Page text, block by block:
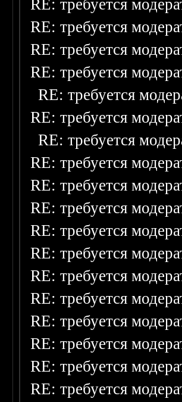
RE: требуется
RE: требуется
RE: требуется
RE: требуется
RE: требуется
RE: требуется
RE: требуется
RE: требуется
RE: требуется
RE: требуется
RE: требуется
RE: требуется
RE: требуется
RE: требуется
RE: требуется
RE: требуется
RE: требуется
RE: требуется